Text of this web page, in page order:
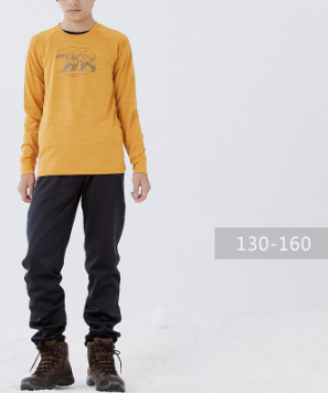
後，依約使用本公司帳單繳交帳款。
哥付你分期」之契約關係目的，商店將以您的個人
地址）提供予台灣大哥大進項蒐集、處理及利用，
期帳單所需資料之確認、核對及更正。
閱以下連結：
https://oppay.tw/userRule
家同意取消之訂單仍視為有效，需透過AFTEE先享
先享後付 」之結帳頁面顯示為準，若有關於
取消欲退款等相關疑問，請聯繫「AFTEE先享後付
support/home
有限公司提供之「AFTEE先享後付」服務完成之交
圍內提供個人資料，並將交易相關給付款項請求債
限公司。
宜，請瀏覽以下網址：
先徵得法定代理人或監護人之同意方可使用
未經同意申辦者引起之損失，本公司不負相關責
付」時，將依據個別帳號之用戶狀況，依本公司即
度；若仍有額度不足之情形，本公司將視審查結果
號或使用他人資訊註冊。若發現惡意使用之情形，
有權停止該用戶之使用額度並採取法律行動。
含以上)免運費
含以上)免運費